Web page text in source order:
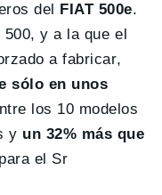
del FIAT 500e.
y a la que el
a fabricar,
sólo en unos
los 10 modelos
y un 32% más que
el Sr